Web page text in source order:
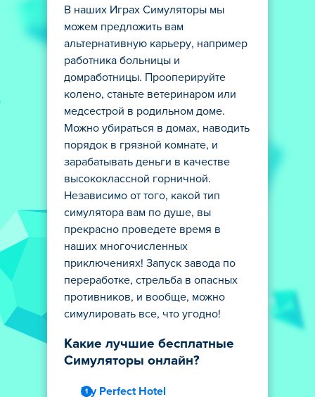
В наших Играх Симуляторы мы
можем предложить вам
альтернативную карьеру, например
работника больницы и
домработницы. Прооперируйте
колено, станьте ветеринаром или
медсестрой в родильном доме.
Можно убираться в домах, наводить
порядок в грязной комнате, и
зарабатывать деньги в качестве
высококлассной горничной.
Независимо от того, какой тип
симулятора вам по душе, вы
прекрасно проведете время в
наших многочисленных
приключениях! Запуск завода по
переработке, стрельба в опасных
противников, и вообще, можно
симулировать все, что угодно!
Какие лучшие бесплатные
Симуляторы онлайн?
My Perfect Hotel